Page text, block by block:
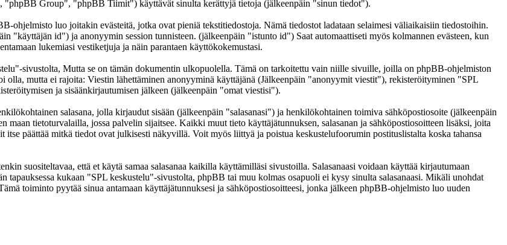
Group", "phpBB Tiimit") käyttävät sinulta kerättyjä tietoja (jälkeenpäin "sinun tiedot").
ohjelmisto luo joitakin evästeitä, jotka ovat pieniä tekstitiedostoja. Nämä tiedostot ladataan selaimesi väliaikaisiin tiedostoihin.
"käyttäjän id") ja anonyymin session tunnisteen. (jälkeenpäin "istunto id") Saat automaattiseti myös kolmannen evästeen, kun
lukemiasi vestiketjuja ja näin parantaen käyttökokemustasi.
sivustolta, Mutta se on tämän dokumentin ulkopuolella. Tämä on tarkoitettu vain niille sivuille, joilla on phpBB-ohjelmiston
olla, mutta ei rajoita: Viestin lähettäminen anonyyminä käyttäjänä (Jälkeenpäin "anonyymit viestit"), rekisteröityminen "SPL
ja sisäänkirjautumisen jälkeen (jälkeenpäin "omat viestisi").
salasana, jolla kirjaudut sisään (jälkeenpäin "salasanasi") ja henkilökohtainen toimiva sähköpostiosoite (jälkeenpäin
tietoturvalailla, jossa palvelin sijaitsee. Kaikki muut tieto käyttäjätunnuksen, salasanan ja sähköpostiosoitteen lisäksi, joita
itse päättää mitkä tiedot ovat julkisesti näkyvillä. Voit myös liittyä ja poistua keskustelufoorumin postituslistalta koska tahansa
suositeltavaa, että et käytä samaa salasanaa kaikilla käyttämilläsi sivustoilla. Salasanaasi voidaan käyttää kirjautumaan
kukaan "SPL keskustelu"-sivustolta, phpBB tai muu kolmas osapuoli ei kysy sinulta salasanaasi. Mikäli unohdat
toiminto pyytää sinua antamaan käyttäjätunnuksesi ja sähköpostiosoitteesi, jonka jälkeen phpBB-ohjelmisto luo uuden